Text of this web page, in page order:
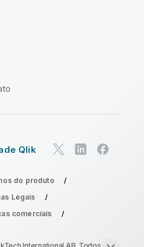
Qlik
do produto
Legais
comerciais